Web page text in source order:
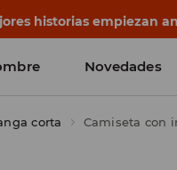
historias
Novedades
corta Camiseta con